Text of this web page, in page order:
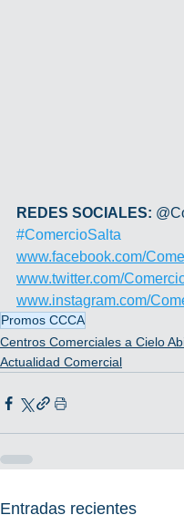
REDES SOCIALES:
#ComercioSalta
www.facebook.com/
www.twitter.com/
www.instagram.com/
Promos CCCA
Centros Comerciales a Cielo
Actualidad Comercial
Entradas recientes